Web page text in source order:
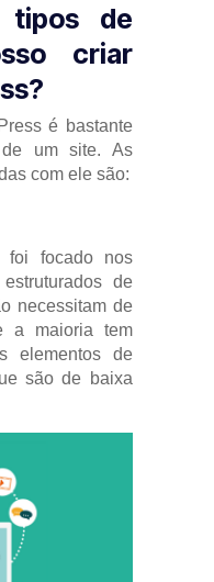
tipos de
criar
é bastante
de um site. As
com ele são:
foi focado nos
de
necessitam de
a maioria tem
elementos de
são de baixa